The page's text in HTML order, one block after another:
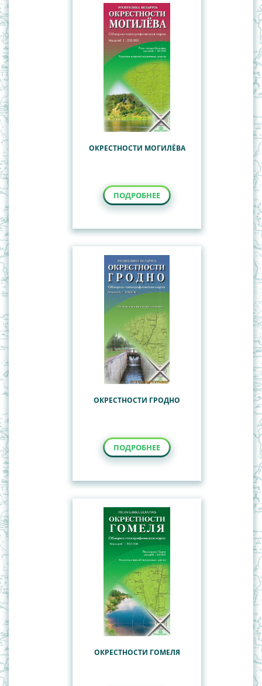
ОКРЕСТНОСТИ МОГИЛЁВА
ПОДРОБНЕЕ
ОКРЕСТНОСТИ ГРОДНО
ПОДРОБНЕЕ
ОКРЕСТНОСТИ ГОМЕЛЯ